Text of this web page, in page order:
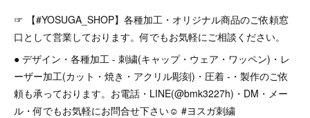
☞ 【#YOSUGA_SHOP】各種加工・オリジナル商品のご依頼窓
口として営業しております。何でもお気軽にご相談ください。
● デザイン・各種加工 - 刺繍(キャップ・ウェア・ワッペン)・レ
ーザー加工(カット・焼き・アクリル彫刻)・圧着 -・製作のご依
頼も承っております。お電話・LINE(@bmk3227h)・DM・メー
ル・何でもお気軽にお問合せ下さい☺︎ #ヨスガ刺繍